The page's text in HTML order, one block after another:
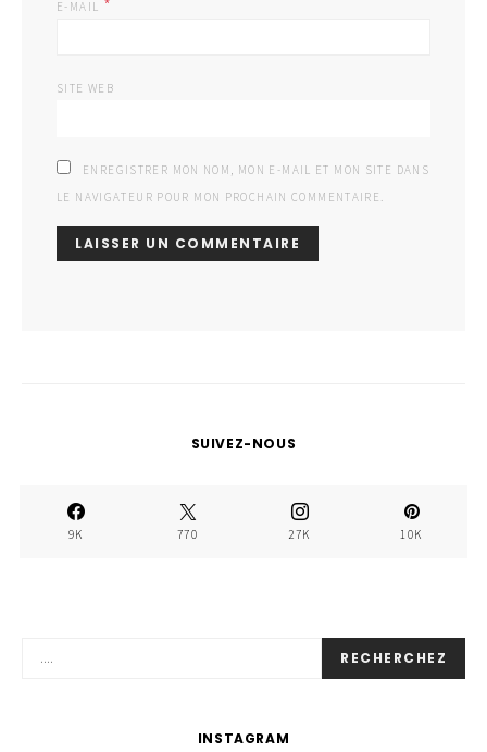
E-MAIL
SITE WEB
ENREGISTRER MON NOM, MON E-MAIL ET MON SITE DANS
LE NAVIGATEUR POUR MON PROCHAIN COMMENTAIRE.
SUIVEZ-NOUS
9K 770 27K 10K
RECHERCHEZ
INSTAGRAM